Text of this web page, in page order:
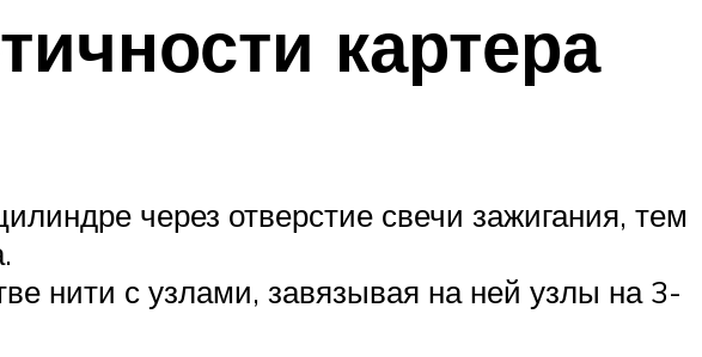
картера
через отверстие свечи зажигания, тем
нити с узлами, завязывая на ней узлы на 3-